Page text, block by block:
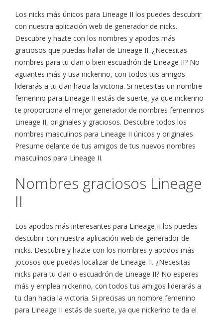
Los nicks más únicos para Lineage II los puedes descubrir
con nuestra aplicación web de generador de nicks.
Descubre y hazte con los nombres y apodos más
graciosos que puedas hallar de Lineage II. ¿Necesitas
nombres para tu clan o bien escuadrón de Lineage II? No
aguantes más y usa nickerino, con todos tus amigos
liderarás a tu clan hacia la victoria. Si necesitas un nombre
femenino para Lineage II estás de suerte, ya que nickerino
te proporciona el mejor generador de nombres femeninos
Lineage II, originales y graciosos. Descubre todos los
nombres masculinos para Lineage II únicos y originales.
Presume delante de tus amigos de tus nuevos nombres
masculinos para Lineage II.
Nombres graciosos Lineage
II
Los apodos más interesantes para Lineage II los puedes
descubrir con nuestra aplicación web de generador de
nicks. Descubre y hazte con los nombres y apodos más
jocosos que puedas localizar de Lineage II. ¿Necesitas
nicks para tu clan o escuadrón de Lineage II? No esperes
más y emplea nickerino, con todos tus amigos liderarás a
tu clan hacia la victoria. Si precisas un nombre femenino
para Lineage II estás de suerte, ya que nickerino te da el